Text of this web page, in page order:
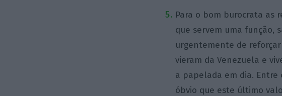
Para o bom burocrata as
que servem uma função,
urgentemente de
vieram da Venezuela e
a papelada em dia. Entre
óbvio que este último